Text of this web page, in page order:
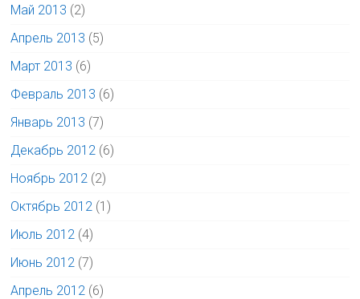
Май 2013 (2)
Апрель 2013 (5)
Март 2013 (6)
Февраль 2013 (6)
Январь 2013 (7)
Декабрь 2012 (6)
Ноябрь 2012 (2)
Октябрь 2012 (1)
Июль 2012 (4)
Июнь 2012 (7)
Апрель 2012 (6)